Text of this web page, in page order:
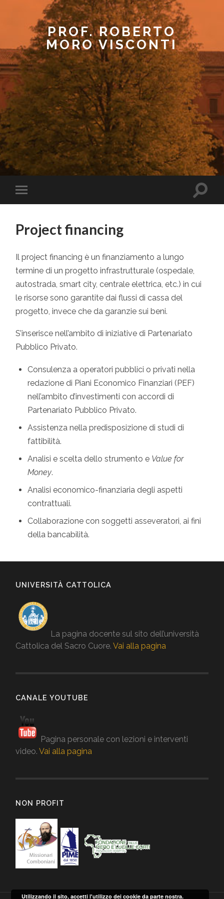
PROF. ROBERTO
MORO VISCONTI
Project financing
Il project financing è un finanziamento a lungo
termine di un progetto infrastrutturale (ospedale,
autostrada, smart city, centrale elettrica, etc.) in cui
le risorse sono garantite dai flussi di cassa del
progetto, invece che da garanzie sui beni.
S’inserisce nell’ambito di iniziative di Partenariato
Pubblico Privato.
Consulenza a operatori pubblici o privati nella
redazione di Piani Economico Finanziari (PEF)
nell’ambito d’investimenti con accordi di
Partenariato Pubblico Privato.
Assistenza nella predisposizione di studi di
fattibilità.
Analisi e scelta dello strumento e Value for
Money.
Analisi economico-finanziaria degli aspetti
contrattuali.
Collaborazione con soggetti asseveratori, ai fini
della bancabilità.
UNIVERSITÀ CATTOLICA
La pagina docente sul sito dell’università
Cattolica del Sacro Cuore.Vai alla pagina
CANALE YOUTUBE
Pagina personale con lezioni e interventi
video.Vai alla pagina
NON PROFIT
Utilizzando il sito, accetti l'utilizzo dei cookie da parte nostra.